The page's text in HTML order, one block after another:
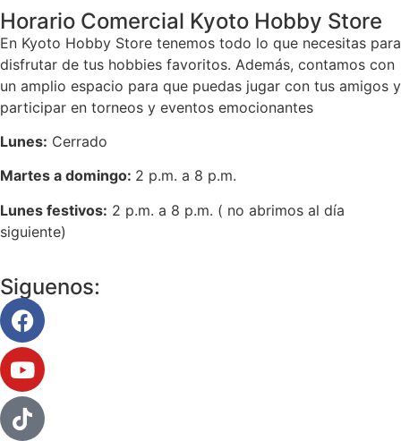
Horario Comercial Kyoto Hobby Store
En Kyoto Hobby Store tenemos todo lo que necesitas para
disfrutar de tus hobbies favoritos. Además, contamos con
un amplio espacio para que puedas jugar con tus amigos y
participar en torneos y eventos emocionantes
Lunes: Cerrado
Martes a domingo: 2 p.m. a 8 p.m.
Lunes festivos: 2 p.m. a 8 p.m. ( no abrimos al día
siguiente)
Siguenos: